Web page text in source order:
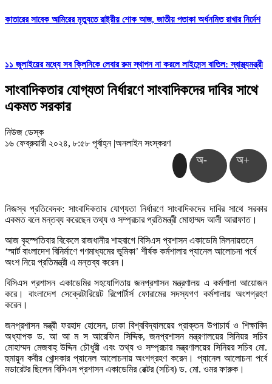
কাতারের সাবেক আমিরের মৃত্যুতে রাষ্ট্রীয় শোক আজ, জাতীয় পতাকা অর্ধনমিত রাখার নির্দেশ
১১ জুলাইয়ের মধ্যে সব ক্লিনিকে লেবার রুম স্থাপন না করলে লাইসেন্স বাতিল: স্বাস্থ্যমন্ত্রী
সাংবাদিকতার যোগ্যতা নির্ধারণে সাংবাদিকদের দাবির সাথে
একমত সরকার
নিউজ ডেস্ক
১৬ ফেব্রুয়ারী ২০২৪, ৮:৫৮ পূর্বাহ্ন |অনলাইন সংস্করণ
অ- অ+
নিজস্ব প্রতিবেদক: সাংবাদিকতার যোগ্যতা নির্ধারণে সাংবাদিকদের দাবির সাথে সরকার
একমত বলে মন্তব্য করেছেন তথ্য ও সম্প্রচার প্রতিমন্ত্রী মোহাম্মদ আলী আরাফাত।
আজ বৃহস্পতিবার বিকেলে রাজধানীর শাহবাগে বিসিএস প্রশাসন একাডেমি মিলনায়তনে
‘স্মার্ট বাংলাদেশ বিনির্মাণে গণমাধ্যমের ভূমিকা’ শীর্ষক কর্মশালার প্যানেল আলোচনা পর্বে
অংশ নিয়ে প্রতিমন্ত্রী এ মন্তব্য করেন।
বিসিএস প্রশাসন একাডেমির সহযোগিতায় জনপ্রশাসন মন্ত্রণালয় এ কর্মশালা আয়োজন
করে। বাংলাদেশ সেক্রেটারিয়েট রিপোর্টার্স ফোরামের সদস্যগণ কর্মশালায় অংশগ্রহণ
করেন।
জনপ্রশাসন মন্ত্রী ফরহাদ হোসেন, ঢাকা বিশ্ববিদ্যালয়ের প্রাক্তন উপাচার্য ও শিক্ষাবিদ
অধ্যাপক ড. আ আ ম স আরেফিন সিদ্দিক, জনপ্রশাসন মন্ত্রণালয়ের সিনিয়র সচিব
মোহাম্মদ মেজবাহ্ উদ্দিন চৌধুরী এবং তথ্য ও সম্প্রচার মন্ত্রণালয়ের সিনিয়র সচিব মো.
হুমায়ুন কবীর খোন্দকার প্যানেল আলোচনায় অংশগ্রহণ করেন। প্যানেল আলোচনা পর্বে
মডারেটর ছিলেন বিসিএস প্রশাসন একাডেমির রেক্টর (সচিব) ড. মো. ওমর ফারুক।